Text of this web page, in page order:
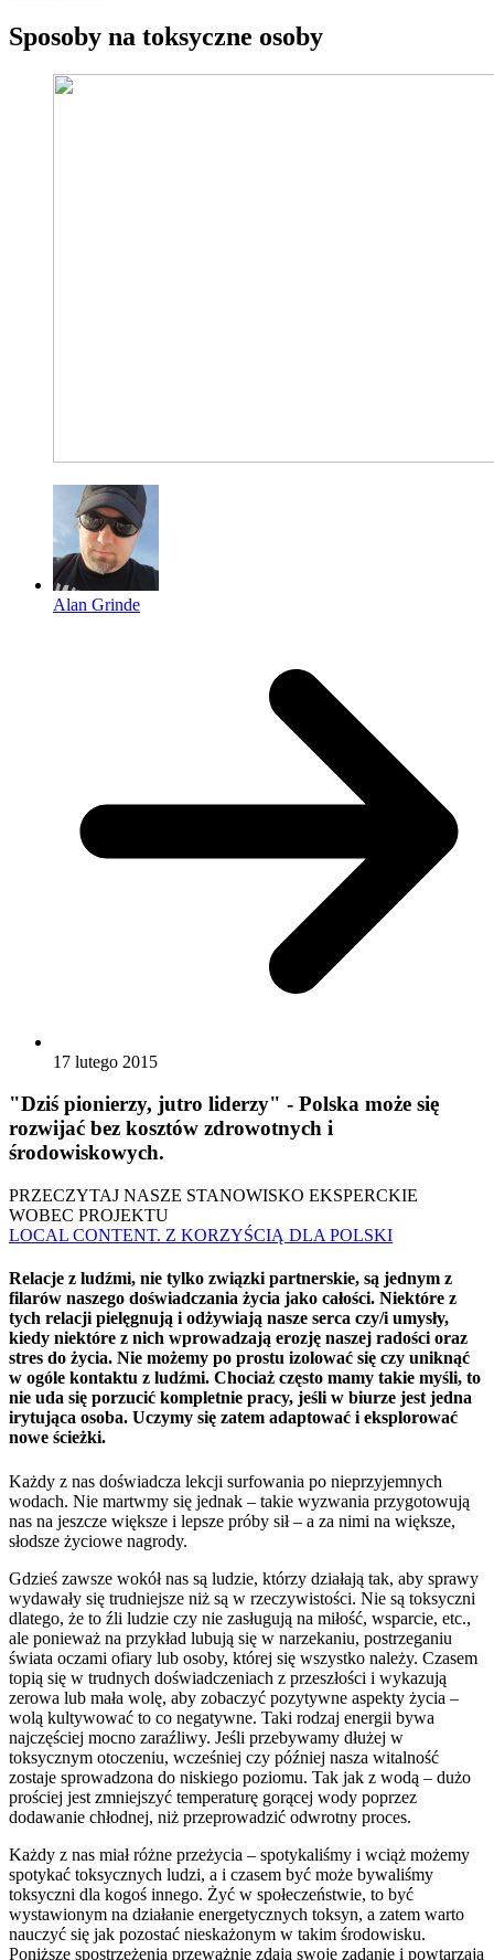
Sposoby na toksyczne osoby
Alan Grinde
17 lutego 2015
"Dziś pionierzy, jutro liderzy" - Polska może się
rozwijać bez kosztów zdrowotnych i
środowiskowych.
PRZECZYTAJ NASZE STANOWISKO EKSPERCKIE
WOBEC PROJEKTU
LOCAL CONTENT. Z KORZYŚCIĄ DLA POLSKI
Relacje z ludźmi, nie tylko związki partnerskie, są jednym z
filarów naszego doświadczania życia jako całości. Niektóre z
tych relacji pielęgnują i odżywiają nasze serca czy/i umysły,
kiedy niektóre z nich wprowadzają erozję naszej radości oraz
stres do życia. Nie możemy po prostu izolować się czy uniknąć
w ogóle kontaktu z ludźmi. Chociaż często mamy takie myśli, to
nie uda się porzucić kompletnie pracy, jeśli w biurze jest jedna
irytująca osoba. Uczymy się zatem adaptować i eksplorować
nowe ścieżki.
Każdy z nas doświadcza lekcji surfowania po nieprzyjemnych
wodach. Nie martwmy się jednak – takie wyzwania przygotowują
nas na jeszcze większe i lepsze próby sił – a za nimi na większe,
słodsze życiowe nagrody.
Gdzieś zawsze wokół nas są ludzie, którzy działają tak, aby sprawy
wydawały się trudniejsze niż są w rzeczywistości. Nie są toksyczni
dlatego, że to źli ludzie czy nie zasługują na miłość, wsparcie, etc.,
ale ponieważ na przykład lubują się w narzekaniu, postrzeganiu
świata oczami ofiary lub osoby, której się wszystko należy. Czasem
topią się w trudnych doświadczeniach z przeszłości i wykazują
zerowa lub mała wolę, aby zobaczyć pozytywne aspekty życia –
wolą kultywować to co negatywne. Taki rodzaj energii bywa
najczęściej mocno zaraźliwy. Jeśli przebywamy dłużej w
toksycznym otoczeniu, wcześniej czy później nasza witalność
zostaje sprowadzona do niskiego poziomu. Tak jak z wodą – dużo
prościej jest zmniejszyć temperaturę gorącej wody poprzez
dodawanie chłodnej, niż przeprowadzić odwrotny proces.
Każdy z nas miał różne przeżycia – spotykaliśmy i wciąż możemy
spotykać toksycznych ludzi, a i czasem być może bywaliśmy
toksyczni dla kogoś innego. Żyć w społeczeństwie, to być
wystawionym na działanie energetycznych toksyn, a zatem warto
nauczyć się jak pozostać nieskażonym w takim środowisku.
Poniższe spostrzeżenia przeważnie zdają swoje zadanie i powtarzają